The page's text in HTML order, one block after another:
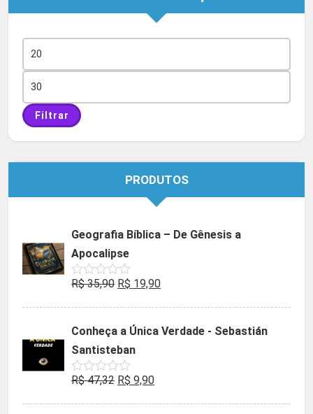
mínimo
máximo
Filtrar
PRODUTOS
Geografia Bíblica – De Gênesis a
Apocalipse
Avaliação
de
R$35,90 O
era:
R$ 35,90.
R$ 19,90O
é:
Conheça a Única Verdade - Sebastián
Santisteban
Avaliação
de
R$47,32 O
R$ 9,90O